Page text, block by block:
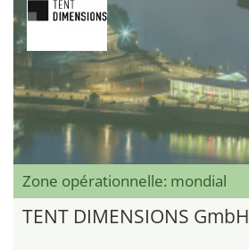
Zone opérationnelle: mondial
TENT DIMENSIONS GmbH